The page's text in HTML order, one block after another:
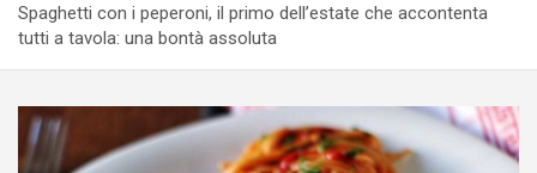
Spaghetti con i peperoni, il primo dell’estate che accontenta
tutti a tavola: una bontà assoluta